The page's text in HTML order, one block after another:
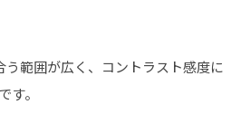
う範囲が広く、コントラスト感度に
す。